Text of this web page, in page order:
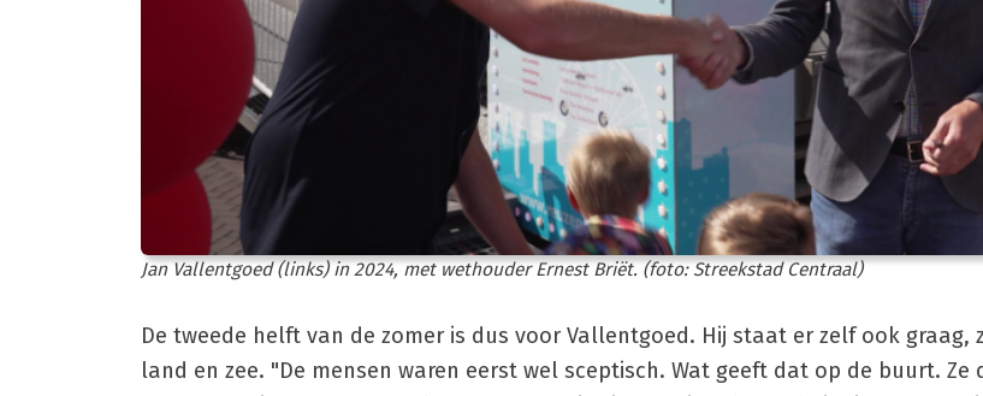
Jan Vallentgoed (links) in 2024, met wethouder Ernest Briët. (foto: Streekstad Centraal)
De tweede helft van de zomer is dus voor Vallentgoed. Hij staat er zelf ook graag,
land en zee. "De mensen waren eerst wel sceptisch. Wat geeft dat op de buurt. Ze